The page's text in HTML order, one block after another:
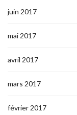
juin 2017
mai 2017
avril 2017
mars 2017
février 2017